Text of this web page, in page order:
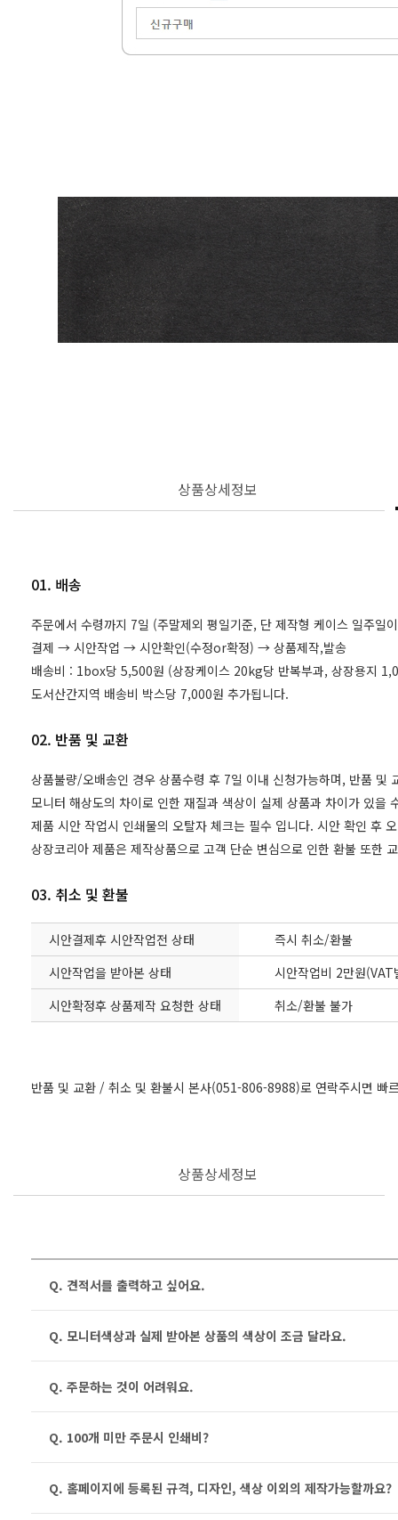
상품상세정보
01. 배송
주문에서 수령까지 7일 (주말제외 평일기준, 단 제작형 케이스 일주일
결제 → 시안작업 → 시안확인(수정or확정) → 상품제작,발송
배송비 : 1box당 5,500원 (상장케이스 20kg당 반복부과, 상장용지
도서산간지역 배송비 박스당 7,000원 추가됩니다.
02. 반품 및 교환
상품불량/오배송인 경우 상품수령 후 7일 이내 신청가능하며, 반품 및
모니터 해상도의 차이로 인한 재질과 색상이 실제 상품과 차이가 있
제품 시안 작업시 인쇄물의 오탈자 체크는 필수 입니다. 시안 확인 후
상장코리아 제품은 제작상품으로 고객 단순 변심으로 인한 환불 또한
03. 취소 및 환불
시안결제후 시안작업전 상태
즉시 취소/환불
시안작업을 받아본 상태
시안작업비 2만원
시안확정후 상품제작 요청한 상태
취소/환불 불가
반품 및 교환 / 취소 및 환불시 본사(051-806-8988)로 연락주시면 빠
상품상세정보
Q. 견적서를 출력하고 싶어요.
Q. 모니터색상과 실제 받아본 상품의 색상이 조금 달라요.
Q. 주문하는 것이 어려워요.
Q. 100개 미만 주문시 인쇄비?
Q. 홈페이지에 등록된 규격, 디자인, 색상 이외의 제작가능할까요?